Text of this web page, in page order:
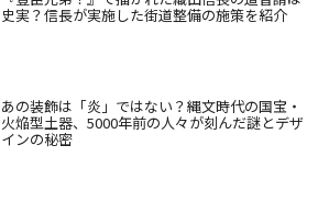
史実？信長が実施した街道整備の施策を紹介
あの装飾は「炎」ではない？縄文時代の国宝・
火焔型土器、5000年前の人々が刻んだ謎とデザ
インの秘密